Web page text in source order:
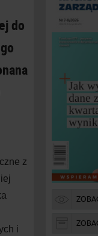
do
z
i